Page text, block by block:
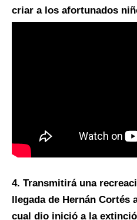
criar a los afortunados
4. Transmitirá una
llegada de Hernán Cortés
cual dio inició a la